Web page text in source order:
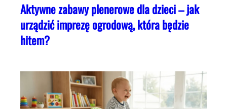
Aktywne zabawy plenerowe dla dzieci – jak
urządzić imprezę ogrodową, która będzie
hitem?